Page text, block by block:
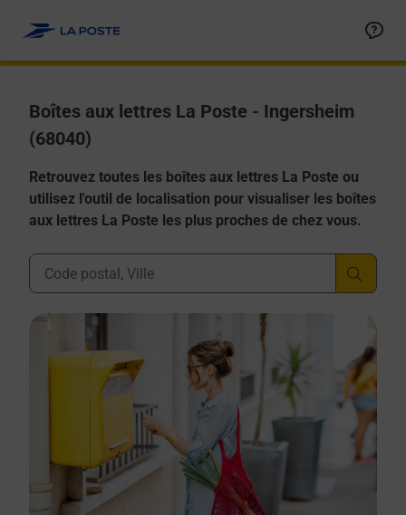
Boîtes aux lettres La Poste - Ingersheim
(68040)
Retrouvez toutes les boîtes aux lettres La Poste ou
utilisez l'outil de localisation pour visualiser les boîtes
aux lettres La Poste les plus proches de chez vous.
Ville, Département, Code Postal